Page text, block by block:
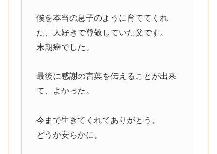
僕を本当の息子のように育ててくれ
た、大好きで尊敬していた父です。
末期癌でした。
最後に感謝の言葉を伝えることが出来
て、よかった。
今まで生きてくれてありがとう。
どうか安らかに。